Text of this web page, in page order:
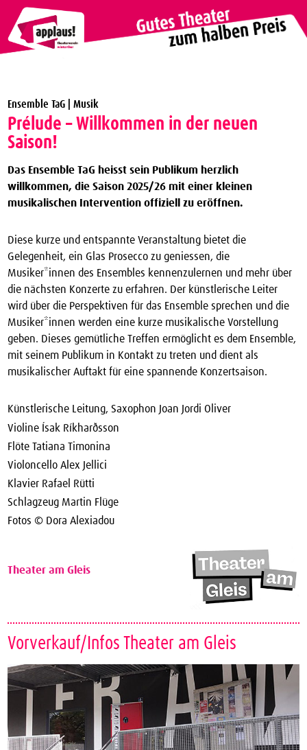
Theater Vergünstigungen
Die nächsten Vorstellungen zum halben Preis
JTC-Jugend-Theater-Club
Kontakt
Archiv
Ensemble TaG | Musik
Prélude – Willkommen in der neuen
Saison!
Das Ensemble TaG heisst sein Publikum herzlich
willkommen, die Saison 2025/26 mit einer kleinen
musikalischen Intervention offiziell zu eröffnen.
Diese kurze und entspannte Veranstaltung bietet die
Gelegenheit, ein Glas Prosecco zu geniessen, die
Musiker*innen des Ensembles kennenzulernen und mehr über
die nächsten Konzerte zu erfahren. Der künstlerische Leiter
wird über die Perspektiven für das Ensemble sprechen und die
Musiker*innen werden eine kurze musikalische Vorstellung
geben. Dieses gemütliche Treffen ermöglicht es dem Ensemble,
mit seinem Publikum in Kontakt zu treten und dient als
musikalischer Auftakt für eine spannende Konzertsaison.
Künstlerische Leitung, Saxophon Joan Jordi Oliver
Violine Ísak Ríkharðsson
Flöte Tatiana Timonina
Violoncello Alex Jellici
Klavier Rafael Rütti
Schlagzeug Martin Flüge
Fotos © Dora Alexiadou
Theater am Gleis
Vorverkauf/Infos Theater am Gleis